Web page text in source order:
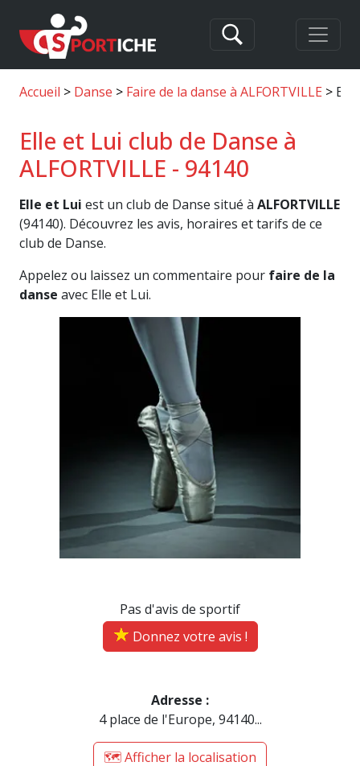
Accueil Danse Faire de la danse à ALFORTVILLE
Elle et Lui club de Danse à
ALFORTVILLE - 94140
Elle et Lui est un club de Danse situé à ALFORTVILLE
(94140). Découvrez les avis, horaires et tarifs de ce
club de Danse.
Appelez ou laissez un commentaire pour faire de la
danse avec Elle et Lui.
Pas d'avis de sportif
Donnez votre avis !
Adresse :
4 place de l'Europe, 94140...
🗺️ Afficher la localisation